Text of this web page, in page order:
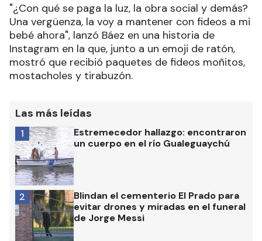
"¿Con qué se paga la luz, la obra social y demás?
Una vergüenza, la voy a mantener con fideos a mi
bebé ahora", lanzó Báez en una historia de
Instagram en la que, junto a un emoji de ratón,
mostró que recibió paquetes de fideos moñitos,
mostacholes y tirabuzón.
Las más leídas
Estremecedor hallazgo: encontraron
un cuerpo en el río Gualeguaychú
1
Blindan el cementerio El Prado para
evitar drones y miradas en el funeral
de Jorge Messi
2